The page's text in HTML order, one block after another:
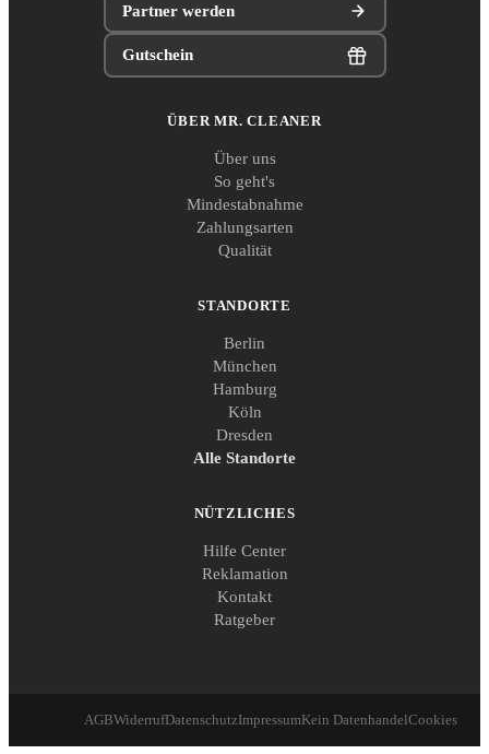
Partner werden
Gutschein
ÜBER MR. CLEANER
Über uns
So geht's
Mindestabnahme
Zahlungsarten
Qualität
STANDORTE
Berlin
München
Hamburg
Köln
Dresden
Alle Standorte
NÜTZLICHES
Hilfe Center
Reklamation
Kontakt
Ratgeber
AGBWiderrufDatenschutzImpressumKein DatenhandelCookies